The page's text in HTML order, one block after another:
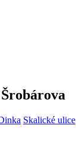
Skalické ulice